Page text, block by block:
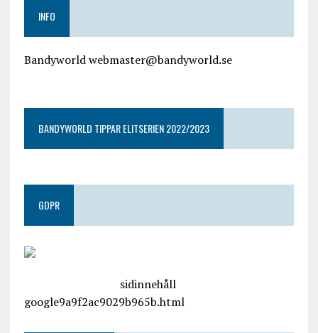
INFO
Bandyworld webmaster@bandyworld.se
BANDYWORLD TIPPAR ELITSERIEN 2022/2023
GDPR
sidinnehåll
google9a9f2ac9029b965b.html